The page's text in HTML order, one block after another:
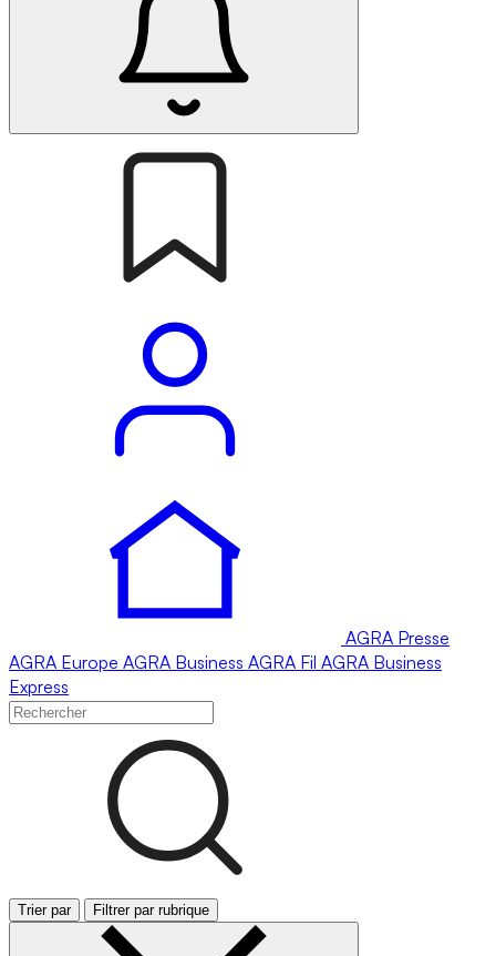
AGRA Presse
AGRA Europe AGRA Business AGRA Fil AGRA Business
Express
Trier par Filtrer par rubrique